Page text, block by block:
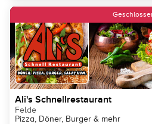
Ali's Schnellrestaurant
Felde
Pizza, Döner, Burger & mehr